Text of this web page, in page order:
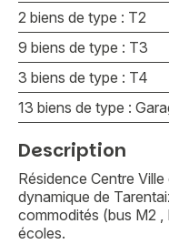
2 biens de type : T2
9 biens de type : T3
3 biens de type : T4
13 biens de type :
Description
Résidence Centre
dynamique de
commodités (bus M2 ,
écoles.